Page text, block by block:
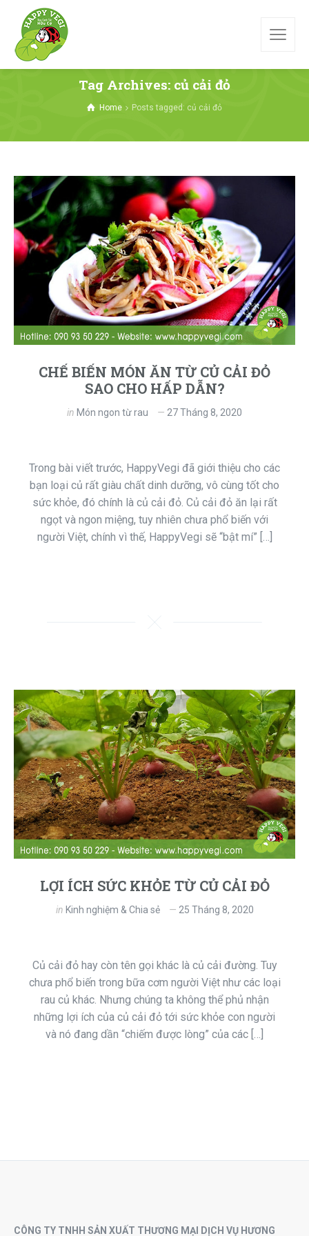
Tag Archives: củ cải đỏ
Home Posts tagged: củ cải đỏ
CHẾ BIẾN MÓN ĂN TỪ CỦ CẢI ĐỎ
SAO CHO HẤP DẪN?
in Món ngon từ rau 27 Tháng 8, 2020
Trong bài viết trước, HappyVegi đã giới thiệu cho các
bạn loại củ rất giàu chất dinh dưỡng, vô cùng tốt cho
sức khỏe, đó chính là củ cải đỏ. Củ cải đỏ ăn lại rất
ngọt và ngon miệng, tuy nhiên chưa phổ biến với
người Việt, chính vì thế, HappyVegi sẽ “bật mí” […]
LỢI ÍCH SỨC KHỎE TỪ CỦ CẢI ĐỎ
in Kinh nghiệm & Chia sẻ 25 Tháng 8, 2020
Củ cải đỏ hay còn tên gọi khác là củ cải đường. Tuy
chưa phổ biến trong bữa cơm người Việt như các loại
rau củ khác. Nhưng chúng ta không thể phủ nhận
những lợi ích của củ cải đỏ tới sức khỏe con người
và nó đang dần “chiếm được lòng” của các […]
CÔNG TY TNHH SẢN XUẤT THƯƠNG MẠI DỊCH VỤ HƯƠNG